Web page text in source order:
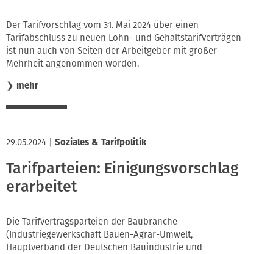
Der Tarifvorschlag vom 31. Mai 2024 über einen
Tarifabschluss zu neuen Lohn- und Gehaltstarifverträgen
ist nun auch von Seiten der Arbeitgeber mit großer
Mehrheit angenommen worden.
❯ mehr
29.05.2024 Soziales & Tarifpolitik
Tarifparteien: Einigungsvorschlag
erarbeitet
Die Tarifvertragsparteien der Baubranche
(Industriegewerkschaft Bauen-Agrar-Umwelt,
Hauptverband der Deutschen Bauindustrie und